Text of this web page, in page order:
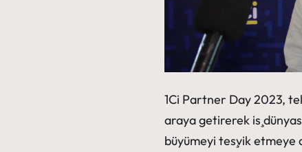
1Ci Partner Day 2023,
araya getirerek iş
büyümeyi teşvik etmeye